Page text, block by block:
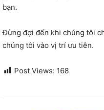
bạn.
Đừng đợi đến khi chúng tôi
chúng tôi vào vị trí ưu tiên.
Post Views: 168